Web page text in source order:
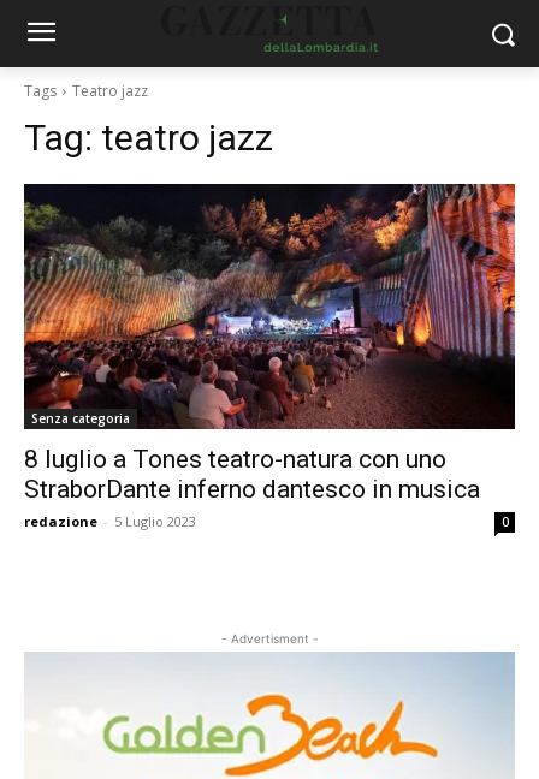
Tags Teatro jazz
Tag: teatro jazz
Senza categoria
8 luglio a Tones teatro-natura con uno
StraborDante inferno dantesco in musica
redazione - 5 Luglio 2023 0
- Advertisment -